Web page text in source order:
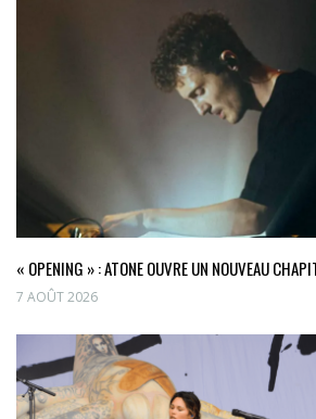
« OPENING » : ATONE OUVRE UN NOUVEAU
7 AOÛT 2026